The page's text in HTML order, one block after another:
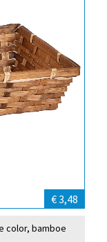
€ 3,48
color, bamboe